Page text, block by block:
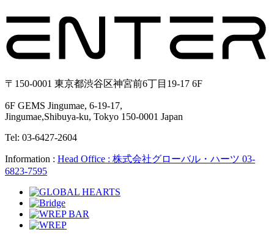
〒150-0001 東京都渋谷区神宮前6丁目19-17 6F
6F GEMS Jingumae, 6-19-17,
Jingumae,Shibuya-ku, Tokyo 150-0001 Japan
Tel: 03-6427-2604
Information : Head Office : 株式会社グローバル・ハーツ 03-
6823-7595